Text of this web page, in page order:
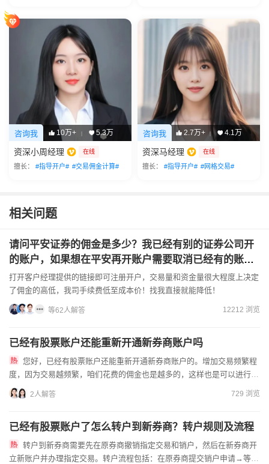
咨询我 10万+ | 5.3万
资深小周经理 在线
擅长： #指导开户# #交易佣金计算#
咨询我 2.7万+ | 4.1万
资深马经理 在线
擅长： #指导开户# #网格交易#
相关问题
请问平安证券的佣金是多少？我已经有别的证券公司开
的账户，如果想在平安再开账户需要取消已经有的账户
吗，谢谢。
打开客户经理提供的链接即可注册开户，交易量和资金量很大程度上决定
了佣金的高低，我司手续费低至成本价！找我直接就能降低！
等62人解答 12212 浏览
已经有股票账户还能重新开通新券商账户吗
度，因为交易越频繁，咱们花费的佣金也是越多的，这样也是可以进行申
请优惠的。联系我！超低佣服务到家，一切为您省钱为目标！只为得...
2人解答 729 浏览
已经有股票账户了怎么转户到新券商？转户规则及流程
立新账户并办理指定交易。转户流程包括：在原券商提交销户申请→等待